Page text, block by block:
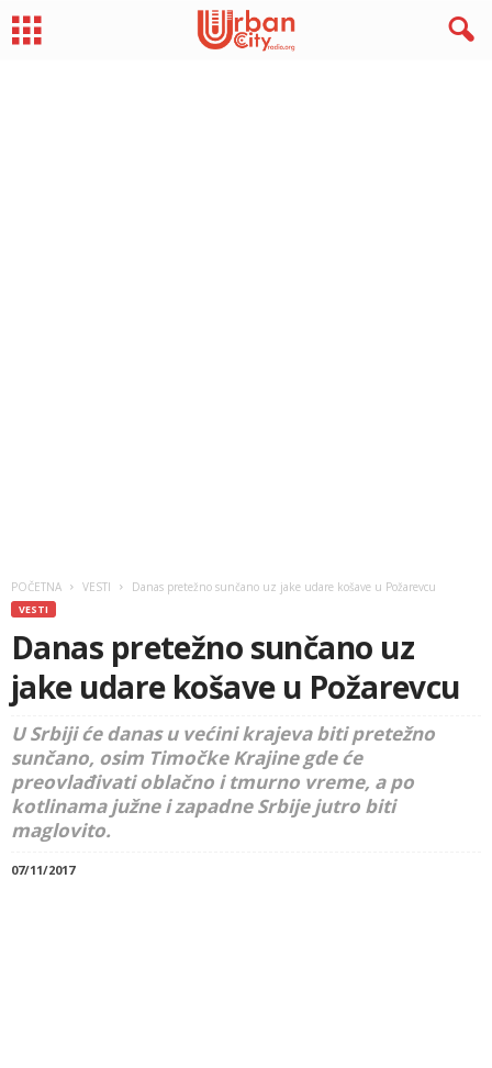
POČETNA VESTI Danas pretežno sunčano uz jake udare košave u Požarevcu
VESTI
Danas pretežno sunčano uz
jake udare košave u Požarevcu
U Srbiji će danas u većini krajeva biti pretežno
sunčano, osim Timočke Krajine gde će
preovlađivati oblačno i tmurno vreme, a po
kotlinama južne i zapadne Srbije jutro biti
maglovito.
07/11/2017